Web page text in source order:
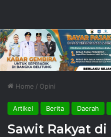
Home / Opini
Artikel Berita Daerah
Sawit Rakyat di